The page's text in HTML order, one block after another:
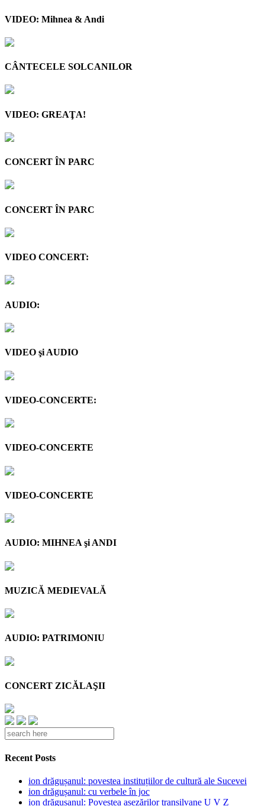
VIDEO: Mihnea & Andi
CÂNTECELE SOLCANILOR
VIDEO: GREAŢA!
CONCERT ÎN PARC
CONCERT ÎN PARC
VIDEO CONCERT:
AUDIO:
VIDEO şi AUDIO
VIDEO-CONCERTE:
VIDEO-CONCERTE
VIDEO-CONCERTE
AUDIO: MIHNEA şi ANDI
MUZICĂ MEDIEVALĂ
AUDIO: PATRIMONIU
CONCERT ZICĂLAŞII
Recent Posts
ion drăgușanul: povestea instituțiilor de cultură ale Sucevei
ion drăgușanul: cu verbele în joc
ion drăgușanul: Povestea așezărilor transilvane U V Z